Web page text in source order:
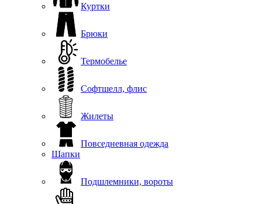
Куртки
Брюки
Термобелье
Софтшелл, флис
Жилеты
Повседневная одежда
Шапки
Подшлемники, вороты